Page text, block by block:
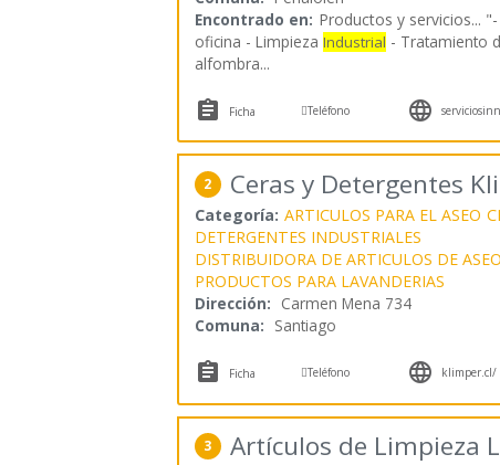
Encontrado en: Productos y servicios...
oficina - Limpieza Industrial - Tratamiento
alfombra...
 Ficha Teléfono 
2 Ceras y Detergentes
Categoría: ARTICULOS PARA EL ASEO
DETERGENTES INDUSTRIALES
DISTRIBUIDORA DE ARTICULOS DE ASEO
PRODUCTOS PARA LAVANDERIAS
Dirección: Carmen Mena 734
Comuna: Santiago
 Ficha Teléfono  klimper.cl/
3 Artículos de Limpieza